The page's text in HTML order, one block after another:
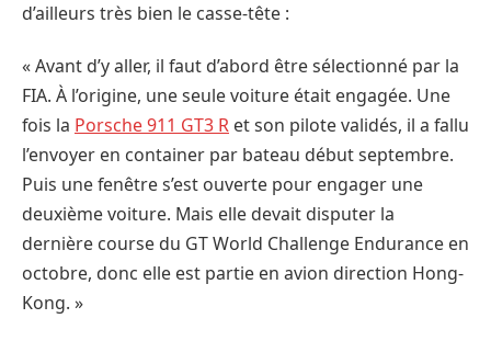
d’ailleurs très bien le casse-tête :
« Avant d’y aller, il faut d’abord être sélectionné par la
FIA. À l’origine, une seule voiture était engagée. Une
fois la Porsche 911 GT3 R et son pilote validés, il a fallu
l’envoyer en container par bateau début septembre.
Puis une fenêtre s’est ouverte pour engager une
deuxième voiture. Mais elle devait disputer la
dernière course du GT World Challenge Endurance en
octobre, donc elle est partie en avion direction Hong-
Kong. »